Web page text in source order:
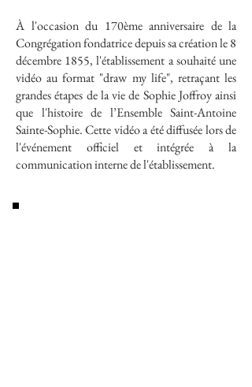
À l'occasion du 170ème anniversaire de la
Congrégation fondatrice depuis sa création le 8
décembre 1855, l'établissement a souhaité une
vidéo au format "draw my life", retraçant les
grandes étapes de la vie de Sophie Joffroy ainsi
que l'histoire de l’Ensemble Saint-Antoine
Sainte-Sophie. Cette vidéo a été diffusée lors de
l'événement officiel et intégrée à la
communication interne de l'établissement.